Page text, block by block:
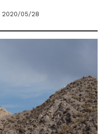
2020/05/28